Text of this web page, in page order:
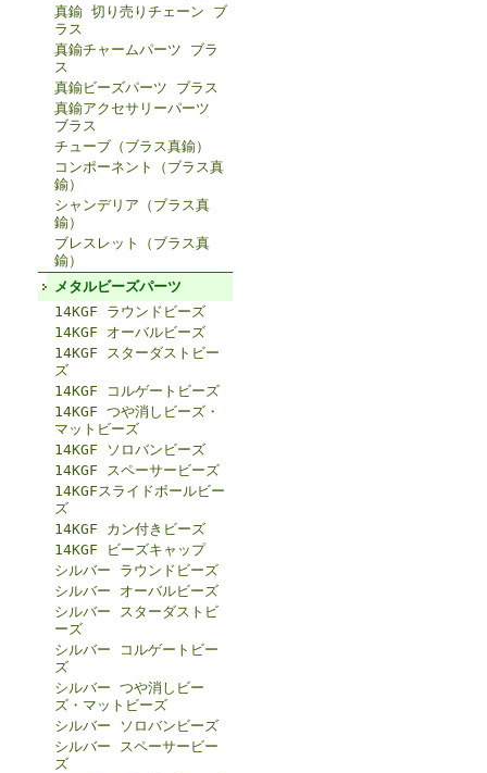
真鍮 切り売りチェーン ブ
ラス
真鍮チャームパーツ ブラ
ス
真鍮ビーズパーツ ブラス
真鍮アクセサリーパーツ
ブラス
チューブ（ブラス真鍮）
コンポーネント（ブラス真
鍮）
シャンデリア（ブラス真
鍮）
ブレスレット（ブラス真
鍮）
メタルビーズパーツ
14KGF ラウンドビーズ
14KGF オーバルビーズ
14KGF スターダストビー
ズ
14KGF コルゲートビーズ
14KGF つや消しビーズ・
マットビーズ
14KGF ソロバンビーズ
14KGF スペーサービーズ
14KGFスライドボールビー
ズ
14KGF カン付きビーズ
14KGF ビーズキャップ
シルバー ラウンドビーズ
シルバー オーバルビーズ
シルバー スターダストビ
ーズ
シルバー コルゲートビー
ズ
シルバー つや消しビー
ズ・マットビーズ
シルバー ソロバンビーズ
シルバー スペーサービー
ズ